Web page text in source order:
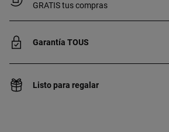
GRATIS tus compras
Garantía TOUS
Listo para regalar